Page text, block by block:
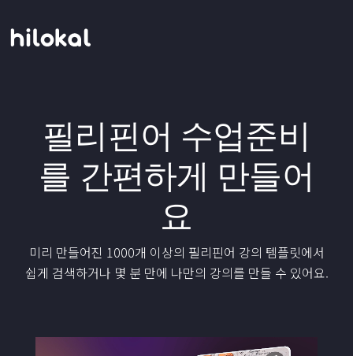
필리핀어 수업준비
를 간편하게 만들어
요
미리 만들어진 1000개 이상의 필리핀어 강의 템플릿에서
쉽게 검색하거나 몇 분 만에 나만의 강의를 만들 수 있어요.